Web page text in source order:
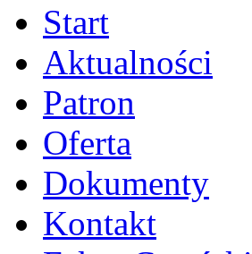
Start
Aktualności
Patron
Oferta
Dokumenty
Kontakt